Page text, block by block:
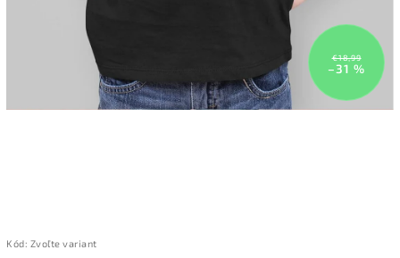
€18,99
–31 %
Kód: Zvoľte variant